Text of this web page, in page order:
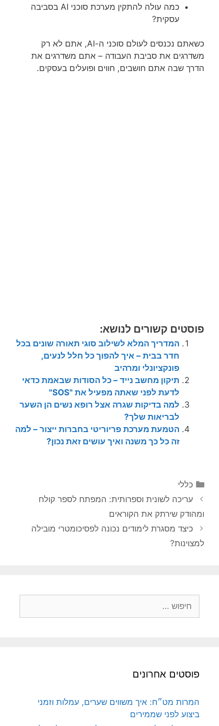
כמה עולה להתקין מערכת סוכני AI בסביבה
עסקית?
כשאתם נכנסים לעולם סוכני ה-AI, אתם לא רק
משדרגים את סביבת העבודה – אתם משדרגים את
הדרך שבה אתם חושבים, חווים ופועלים בעסקים.
פוסטים קשורים לנושא:
המדריך המלא לשילוב סוגי תאורה שונים בכל
חדר בבית – איך להפוך כל חלל לנעים,
פונקציונלי ומרהיב
תיקון מחשב נייד – כל הסודות שבאמת כדאי
לדעת לפני שאתה מפעיל את "SOS"
למה בדיקות שגרה אצל רופא נשים הן השער
לבריאות שלך?
הטמעת מערכת פריוריטי בחברות ייצור – למה
זה כל כך משנה ואיך עושים זאת נכון?
קטגוריות
כללי
עריכה לשונית וספרותית: המפתח לספר קולח
ומהודק שירתק את הקוראים
כיצד מסגרת לימודים נכונה לפסיכומטרי מובילה
למצוינות?
פוסטים אחרונים
המרות מט״ח: איך משווים שערים, עמלות וזמני
ביצוע לפני שממירים